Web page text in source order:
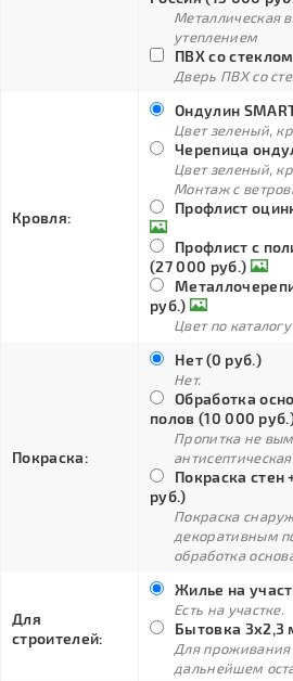
Металлическая
утеплением
ПВХ со
Дверь ПВХ со
Кровля:
Ондулин
Цвет зеленый,
Черепица
Цвет зеленый,
Монтаж с
Профлист
Профлист с
(27 000 руб.)
руб.)
Цвет по каталогу
Покраска:
Нет (0 руб.)
Нет.
Обработка
полов (10 000
Пропитка не
Покраска стен
руб.)
Покраска
декоративным
обработка
Для
строителей:
Жилье на
Есть на участке.
Бытовка 3х2,3
Для проживания
дальнейшем